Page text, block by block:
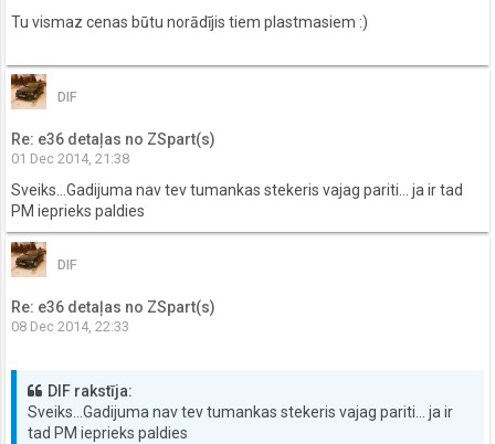
Tu vismaz cenas būtu norādījis tiem plastmasiem :)
DIF
Re: e36 detaļas no ZSpart(s)
01 Dec 2014, 21:38
Sveiks...Gadijuma nav tev tumankas stekeris vajag pariti... ja ir tad
PM ieprieks paldies
DIF
Re: e36 detaļas no ZSpart(s)
08 Dec 2014, 22:33
DIF rakstīja:
Sveiks...Gadijuma nav tev tumankas stekeris vajag pariti... ja ir
tad PM ieprieks paldies